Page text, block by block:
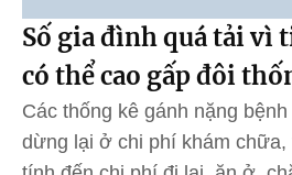
Số gia đình quá tải vì
có thể cao gấp đôi
Các thống kê gánh nặng
dừng lại ở chi phí khám chữa,